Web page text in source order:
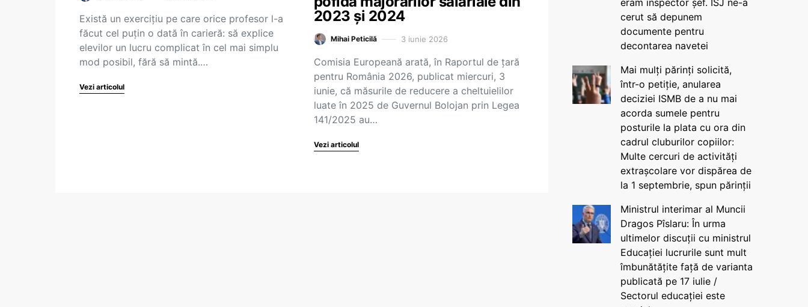
Există un exercițiu pe care orice profesor l-a
făcut cel puțin o dată în carieră: să explice
elevilor un lucru complicat în cel mai simplu
mod posibil, fără să mintă.…
Vezi articolul
2023 și 2024
Mihai Peticilă 3 iunie 2026
Comisia Europeană arată, în Raportul de țară
pentru România 2026, publicat miercuri, 3
iunie, că măsurile de reducere a cheltuielilor
luate în 2025 de Guvernul Bolojan prin Legea
141/2025 au…
Vezi articolul
eram inspector șef. ISJ ne-a
cerut să depunem
documente pentru
decontarea navetei
Mai mulți părinți solicită,
într-o petiție, anularea
deciziei ISMB de a nu mai
acorda sumele pentru
posturile la plata cu ora din
cadrul cluburilor copiilor:
Multe cercuri de activități
extrașcolare vor dispărea de
la 1 septembrie, spun părinții
Ministrul interimar al Muncii
Dragos Pîslaru: În urma
ultimelor discuții cu ministrul
Educației lucrurile sunt mult
îmbunătățite față de varianta
publicată pe 17 iulie /
Sectorul educației este